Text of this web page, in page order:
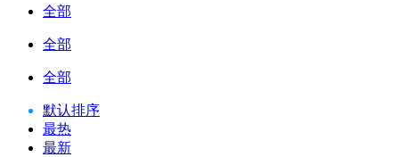
全部
全部
全部
默认排序
最热
最新